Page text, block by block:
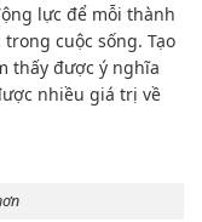
lực để mỗi thành
cuộc sống. Tạo
thấy được ý nghĩa
nhiều giá trị về